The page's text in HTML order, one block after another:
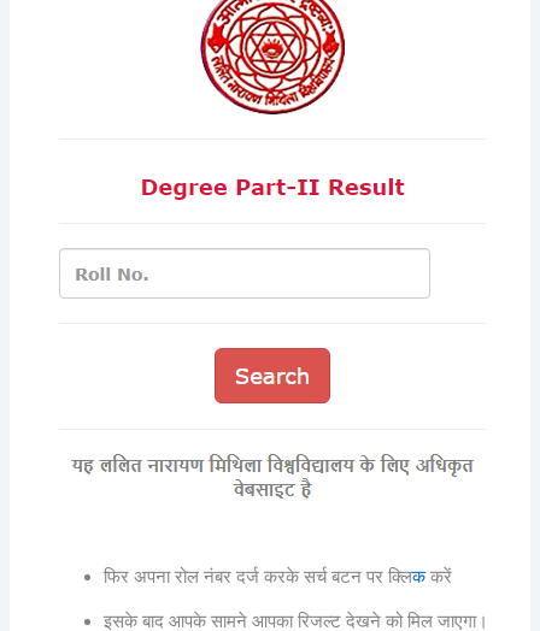
फिर अपना रोल नंबर दर्ज करके सर्च बटन पर क्लिककरें
इसके बाद आपके सामने आपका रिजल्ट देखने को मिल जाएगा।